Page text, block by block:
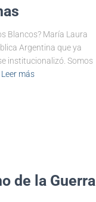
Blancos? María Laura
Argentina que ya
institucionalizó. Somos
Leer más
de la Guerra